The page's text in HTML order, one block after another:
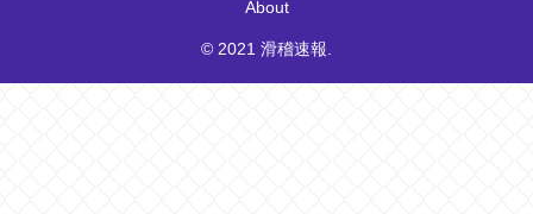
About
© 2021 滑稽速報.